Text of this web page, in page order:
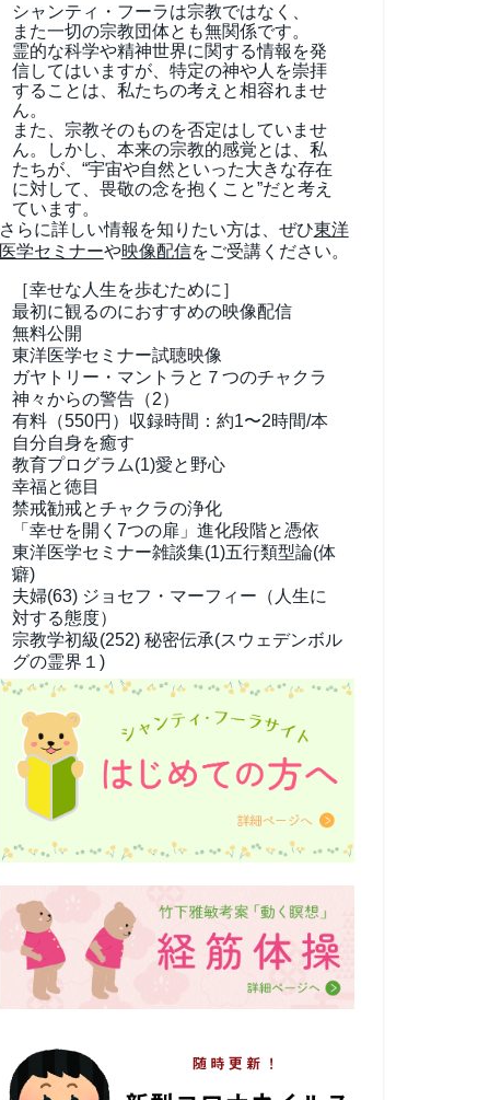
シャンティ・フーラは宗教ではなく、
また一切の宗教団体とも無関係です。
霊的な科学や精神世界に関する情報を発
信してはいますが、特定の神や人を崇拝
することは、私たちの考えと相容れませ
ん。
また、宗教そのものを否定はしていませ
ん。しかし、本来の宗教的感覚とは、私
たちが、“宇宙や自然といった大きな存在
に対して、畏敬の念を抱くこと”だと考え
ています。
さらに詳しい情報を知りたい方は、ぜひ東洋
医学セミナーや映像配信をご受講ください。
［幸せな人生を歩むために］
最初に観るのにおすすめの映像配信
無料公開
東洋医学セミナー試聴映像
ガヤトリー・マントラと７つのチャクラ
神々からの警告（2）
有料（550円） 収録時間：約1〜2時間/本
自分自身を癒す
教育プログラム(1)愛と野心
幸福と徳目
禁戒勧戒とチャクラの浄化
「幸せを開く7つの扉」進化段階と憑依
東洋医学セミナー雑談集(1)五行類型論(体
癖)
夫婦(63) ジョセフ・マーフィー（人生に
対する態度）
宗教学初級(252) 秘密伝承(スウェデンボル
グの霊界１)